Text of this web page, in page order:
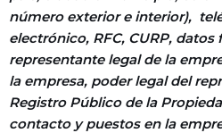
número exterior e interior),
electrónico, RFC, CURP,
representante legal de la
la empresa, poder legal del
Registro Público de la
contacto y puestos en la